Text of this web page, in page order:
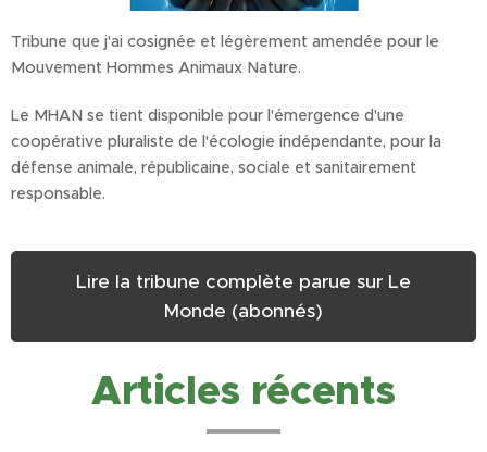
Tribune que j'ai cosignée et légèrement amendée pour le
Mouvement Hommes Animaux Nature.
Le MHAN se tient disponible pour l'émergence d'une
coopérative pluraliste de l'écologie indépendante, pour la
défense animale, républicaine, sociale et sanitairement
responsable.
Lire la tribune complète parue sur Le
Monde (abonnés)
Articles récents
23/03/2026
Résultats
20/03/2026